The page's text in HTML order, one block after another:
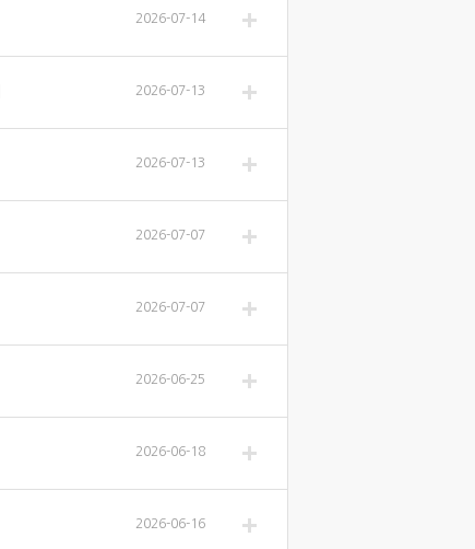
2026-07-14
2026-07-13
2026-07-13
2026-07-07
2026-07-07
2026-06-25
2026-06-18
2026-06-16